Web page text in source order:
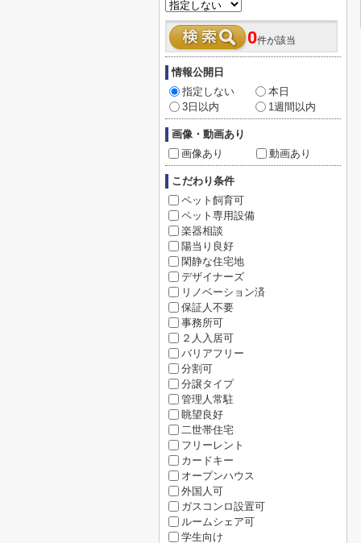
0件が該当
情報公開日
指定しない
本日
3日以内
1週間以内
画像・動画あり
画像あり
動画あり
こだわり条件
ペット飼育可
ペット専用設備
楽器相談
陽当り良好
閑静な住宅地
デザイナーズ
リノベーション済
保証人不要
事務所可
２人入居可
バリアフリー
分割可
分譲タイプ
管理人常駐
眺望良好
二世帯住宅
フリーレント
カードキー
オープンハウス
外国人可
ガスコンロ設置可
ルームシェア可
学生向け